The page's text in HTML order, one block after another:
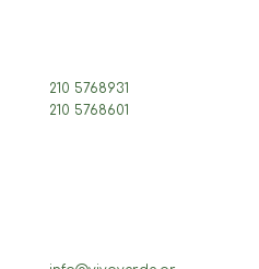
210 5768931
210 5768601